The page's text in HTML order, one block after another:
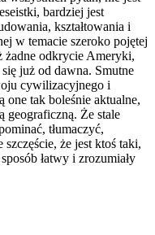
bardziej jest
kształtowania i
w temacie szeroko pojętej
żadne odkrycie Ameryki,
już od dawna. Smutne
cywilizacyjnego i
one tak boleśnie aktualne,
geograficzną. Że stale
tłumaczyć,
że jest ktoś taki,
łatwy i zrozumiały